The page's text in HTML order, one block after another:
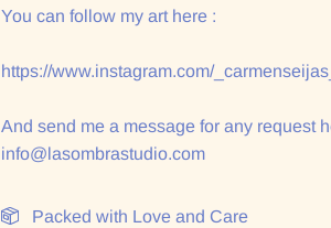
You can follow my art here :
https://www.instagram.com/
And send me a message for any request
info@lasombrastudio.com
Packed with Love and Care